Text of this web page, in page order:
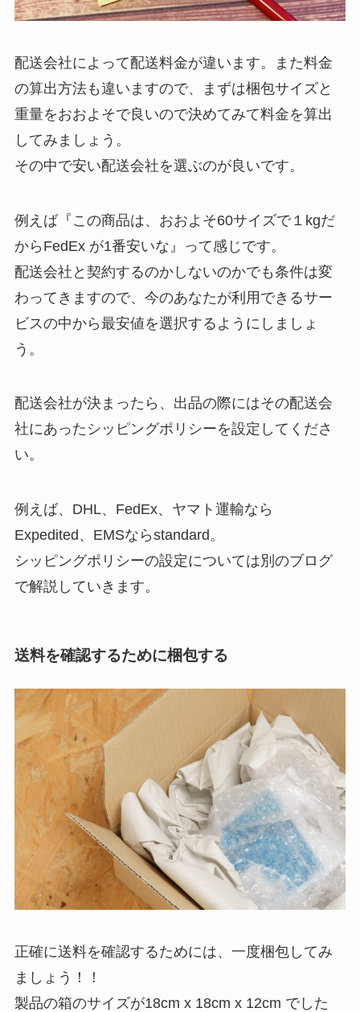
配送会社によって配送料金が違います。また料金
の算出方法も違いますので、まずは梱包サイズと
重量をおおよそで良いので決めてみて料金を算出
してみましょう。
その中で安い配送会社を選ぶのが良いです。
例えば『この商品は、おおよそ60サイズで１kgだ
からFedEx が1番安いな』って感じです。
配送会社と契約するのかしないのかでも条件は変
わってきますので、今のあなたが利用できるサー
ビスの中から最安値を選択するようにしましょ
う。
配送会社が決まったら、出品の際にはその配送会
社にあったシッピングポリシーを設定してくださ
い。
例えば、DHL、FedEx、ヤマト運輸なら
Expedited、EMSならstandard。
シッピングポリシーの設定については別のブログ
で解説していきます。
送料を確認するために梱包する
正確に送料を確認するためには、一度梱包してみ
ましょう！！
製品の箱のサイズが18cm x 18cm x 12cm でした